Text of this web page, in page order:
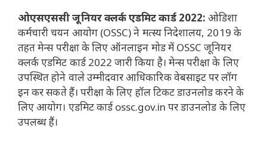
ओएसएससी जूनियर क्लर्क एडमिट कार्ड 2022:ओडिशा
कर्मचारी चयन आयोग (OSSC) ने मत्स्य निदेशालय, 2019 के
तहत मेन्स परीक्षा के लिए ऑनलाइन मोड में OSSC जूनियर
क्लर्क एडमिट कार्ड 2022 जारी किया है। मेन्स परीक्षा के लिए
उपस्थित होने वाले उम्मीदवार आधिकारिक वेबसाइट पर लॉग
इन कर सकते हैं। परीक्षा के लिए हॉल टिकट डाउनलोड करने के
लिए आयोग। एडमिट कार्ड ossc.gov.in पर डाउनलोड के लिए
उपलब्ध हैं।